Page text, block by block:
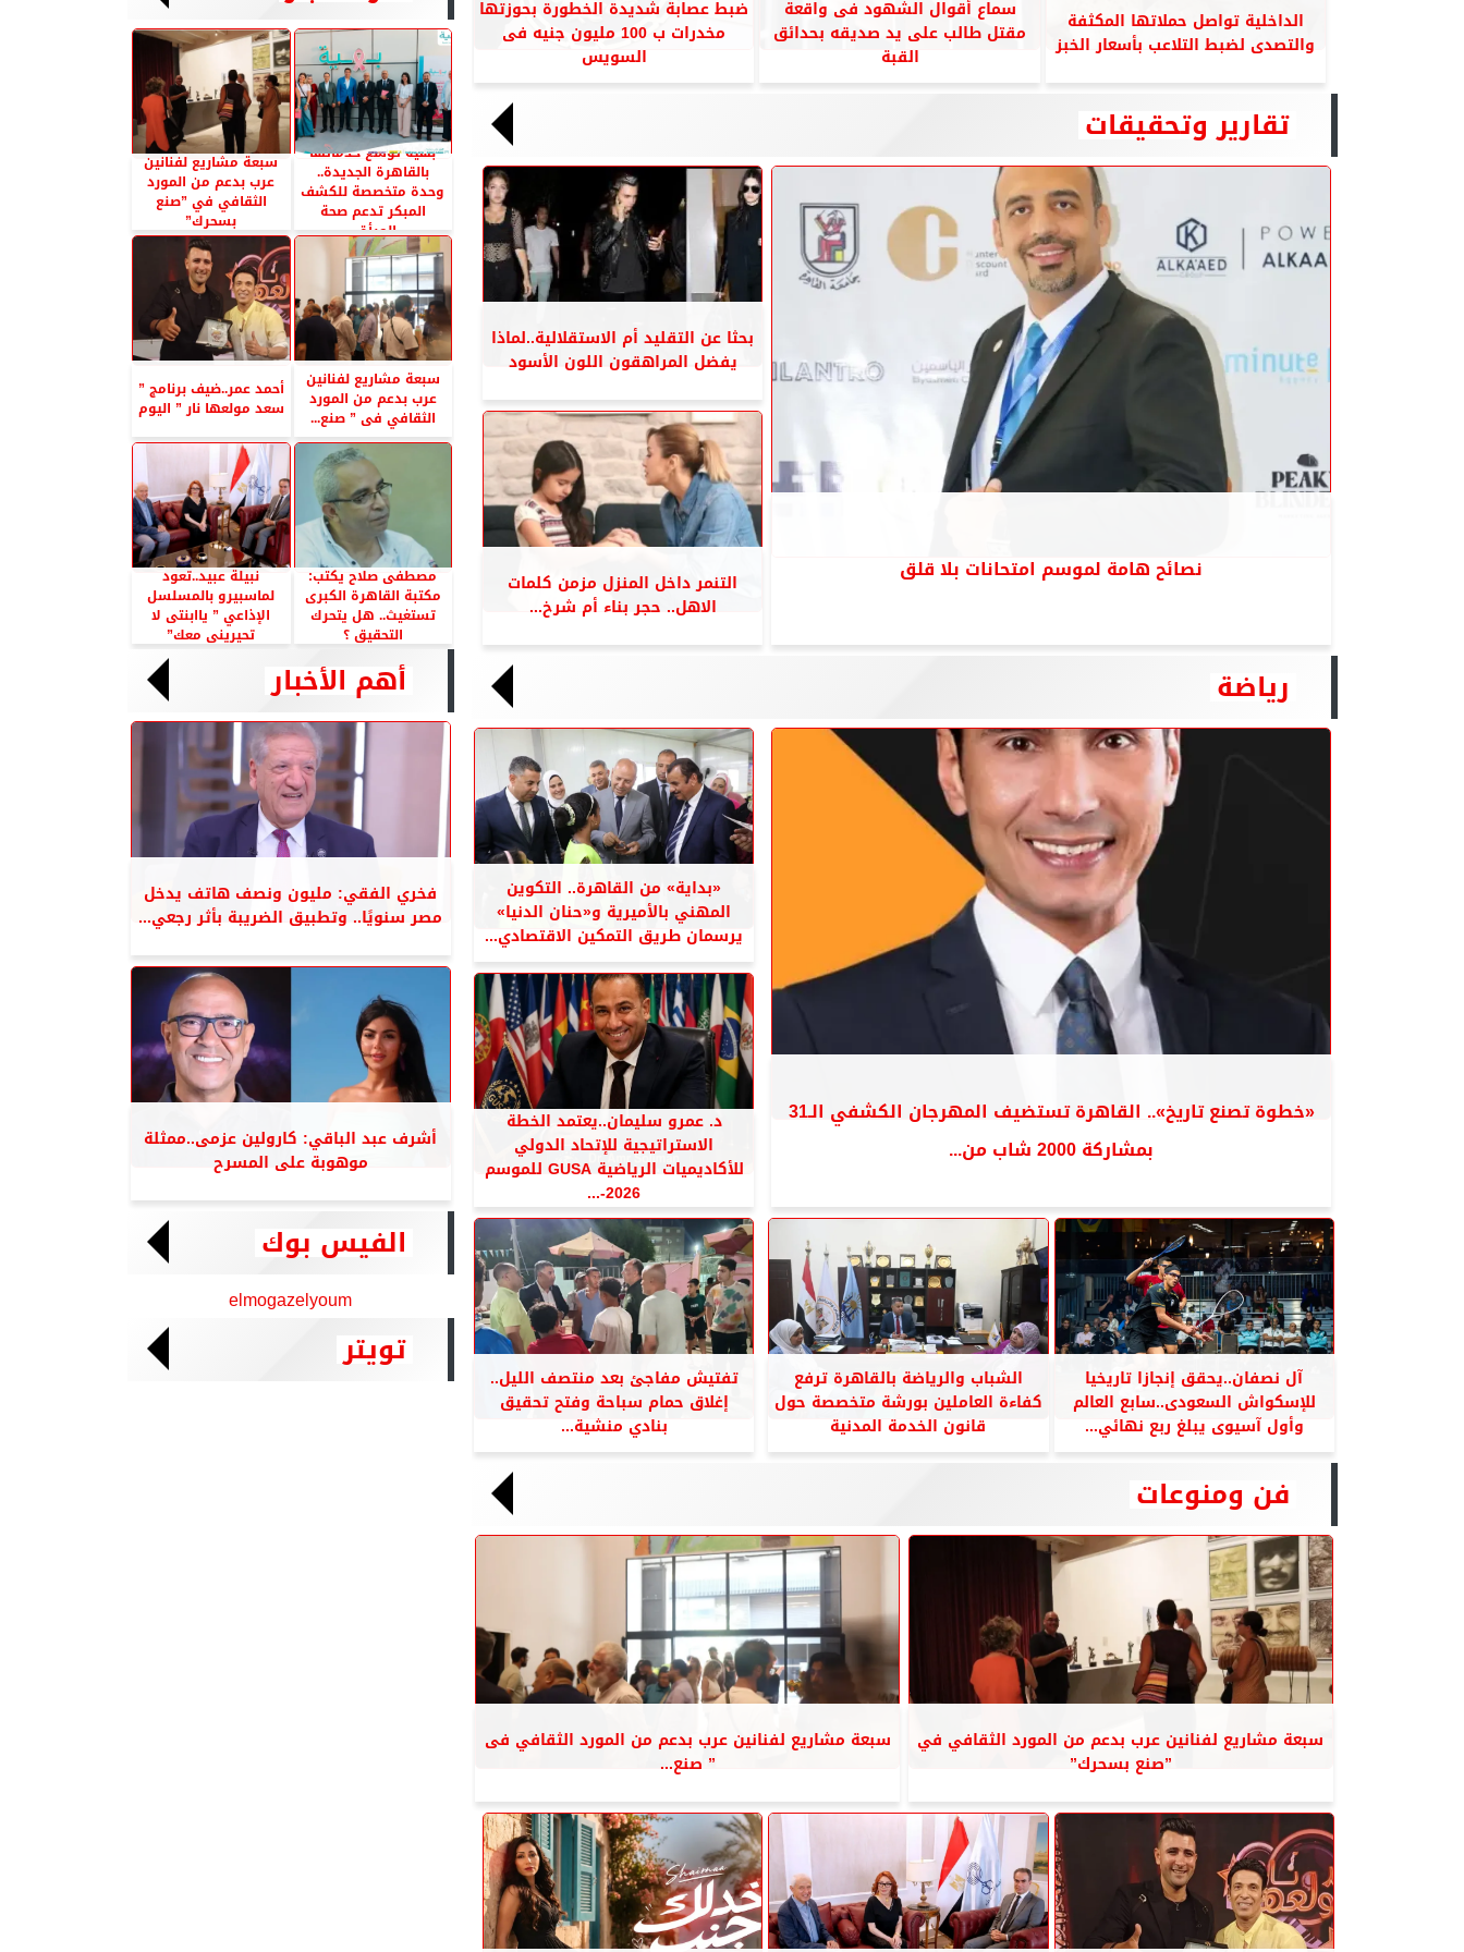
ضبط عصابة شديدة الخطورة بحوزتها
مخدرات ب 100 مليون جنيه فى
السويس
سماع أقوال الشهود فى واقعة
مقتل طالب على يد صديقه بحدائق
القبة
الداخلية تواصل حملاتها المكثفة
والتصدى لضبط التلاعب بأسعار الخبز
تقارير وتحقيقات
نصائح هامة لموسم امتحانات بلا قلق
بحثا عن التقليد أم الاستقلالية..لماذا
يفضل المراهقون اللون الأسود
التنمر داخل المنزل مزمن كلمات
الاهل.. حجر بناء أم شرخ...
رياضة
«خطوة تصنع تاريخ».. القاهرة تستضيف المهرجان الكشفي الـ31
بمشاركة 2000 شاب من...
«بداية» من القاهرة.. التكوين
المهني بالأميرية و«حنان الدنيا»
يرسمان طريق التمكين الاقتصادي...
د. عمرو سليمان..يعتمد الخطة
الاستراتيجية للإتحاد الدولي
للأكاديميات الرياضية GUSA للموسم
2026-...
تفتيش مفاجئ بعد منتصف الليل..
إغلاق حمام سباحة وفتح تحقيق
بنادي منشية...
آل نصفان..يحقق إنجازا تاريخيا
للإسكواش السعودى..سابع العالم
وأول آسيوى يبلغ ربع نهائي...
الشباب والرياضة بالقاهرة ترفع
كفاءة العاملين بورشة متخصصة حول
قانون الخدمة المدنية
فن ومنوعات
سبعة مشاريع لفنانين عرب بدعم من المورد الثقافي في
”صنع بسحرك”
سبعة مشاريع لفنانين عرب بدعم من المورد الثقافي فى
” صنع...
بهية توسع خدماتها
بالقاهرة الجديدة..
وحدة متخصصة للكشف
المبكر تدعم صحة
المرأة...
سبعة مشاريع لفنانين
عرب بدعم من المورد
الثقافي في ”صنع
بسحرك”
سبعة مشاريع لفنانين
عرب بدعم من المورد
الثقافي فى ” صنع...
أحمد عمر..ضيف برنامج ”
سعد مولعها نار ” اليوم
مصطفى صلاح يكتب:
مكتبة القاهرة الكبرى
تستغيث.. هل يتحرك
التحقيق ؟
نبيلة عبيد..تعود
لماسبيرو بالمسلسل
الإذاعي ” ياابنتى لا
تحيرينى معك”
أهم الأخبار
فخري الفقي: مليون ونصف هاتف يدخل
مصر سنويًا.. وتطبيق الضريبة بأثر رجعي...
أشرف عبد الباقي: كارولين عزمى..ممثلة
موهوبة على المسرح
الفيس بوك
elmogazelyoum
تويتر